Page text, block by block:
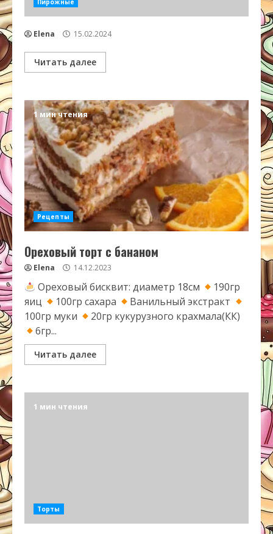
Пирожные
Elena 15.02.2024
Читать далее
1 мин чтения
Рецепты
Ореховый торт с бананом
Elena 14.12.2023
Ореховый бисквит: диаметр 18см
190гр
яиц
100гр сахара
Ванильный экстракт
100гр муки
20гр кукурузного крахмала(КК)
6гр...
Читать далее
1 мин чтения
Торты